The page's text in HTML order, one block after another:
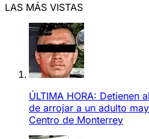
LAS MÁS VISTAS
ÚLTIMA HORA: Detienen
de arrojar a un adulto
Centro de Monterrey